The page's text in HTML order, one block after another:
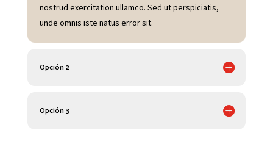
nostrud exercitation ullamco. Sed ut perspiciatis,
unde omnis iste natus error sit.
Opción 2
Opción 3